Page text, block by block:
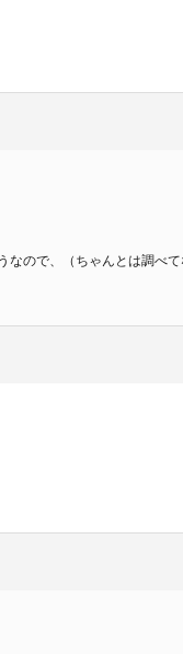
ので、（ちゃんとは調べて